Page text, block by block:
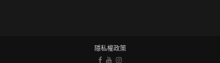
隱私權政策